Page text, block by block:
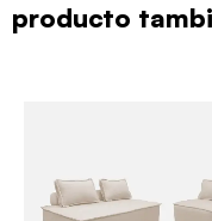
producto